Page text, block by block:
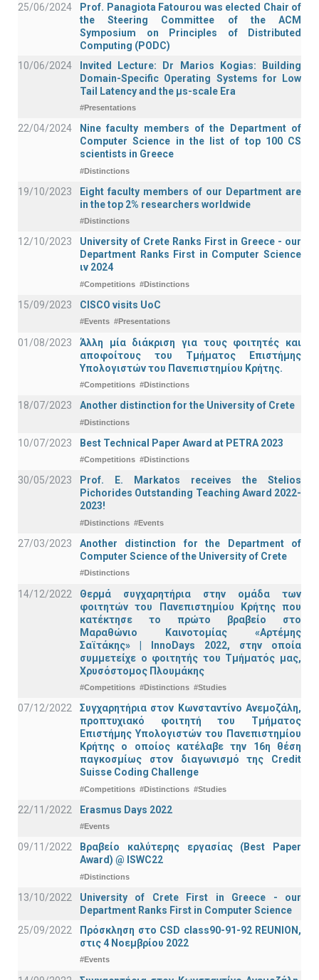
25/06/2024
Prof. Panagiota Fatourou was elected Chair of
the Steering Committee of the ACM
Symposium on Principles of Distributed
Computing (PODC)
10/06/2024
Invited Lecture: Dr Marios Kogias: Building
Domain-Specific Operating Systems for Low
Tail Latency and the μs-scale Era
#Presentations
22/04/2024
Nine faculty members of the Department of
Computer Science in the list of top 100 CS
scientists in Greece
#Distinctions
19/10/2023
Eight faculty members of our Department are
in the top 2% researchers worldwide
#Distinctions
12/10/2023
University of Crete Ranks First in Greece - our
Department Ranks First in Computer Science
ιν 2024
#Competitions #Distinctions
15/09/2023 CISCO visits UoC
#Events #Presentations
01/08/2023
Άλλη μία διάκριση για τους φοιτητές και
αποφοίτους του Τμήματος Επιστήμης
Υπολογιστών του Πανεπιστημίου Κρήτης.
#Competitions #Distinctions
18/07/2023 Another distinction for the University of Crete
#Distinctions
10/07/2023 Best Technical Paper Award at PETRA 2023
#Competitions #Distinctions
30/05/2023
Prof. E. Markatos receives the Stelios
Pichorides Outstanding Teaching Award 2022-
2023!
#Distinctions #Events
27/03/2023
Another distinction for the Department of
Computer Science of the University of Crete
#Distinctions
14/12/2022
Θερμά συγχαρητήρια στην ομάδα των
φοιτητών του Πανεπιστημίου Κρήτης που
κατέκτησε το πρώτο βραβείο στο
Μαραθώνιο Καινοτομίας «Αρτέμης
Σαϊτάκης» | InnoDays 2022, στην οποία
συμμετείχε ο φοιτητής του Τμήματός μας,
Χρυσόστομος Πλουμάκης
#Competitions #Distinctions #Studies
07/12/2022
Συγχαρητήρια στον Κωνσταντίνο Ανεμοζάλη,
προπτυχιακό φοιτητή του Τμήματος
Επιστήμης Υπολογιστών του Πανεπιστημίου
Κρήτης ο οποίος κατέλαβε την 16η θέση
παγκοσμίως στον διαγωνισμό της Credit
Suisse Coding Challenge
#Competitions #Distinctions #Studies
22/11/2022 Erasmus Days 2022
#Events
09/11/2022
Βραβείο καλύτερης εργασίας (Best Paper
Award) @ ISWC22
#Distinctions
13/10/2022
University of Crete First in Greece - our
Department Ranks First in Computer Science
25/09/2022
Πρόσκληση στο CSD class90-91-92 REUNION,
στις 4 Νοεμβρίου 2022
#Events